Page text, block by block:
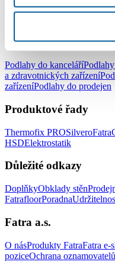
do ložnicePodlahy do
Podlahy pro
Podlahy do kanceláří
a zdravotnických zařízení
zařízeníPodlahy do prodejen
Produktové řady
Thermofix PROSilvero
HSDElektrostatik
Důležité odkazy
DoplňkyObklady stěn
FatrafloorPoradna
Fatra a.s.
O násProdukty FatraFatra e-
poziceOchrana oznamovatelů